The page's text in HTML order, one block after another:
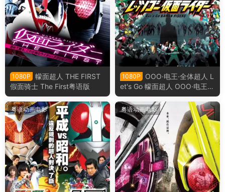
1080P
幪面超人 THE FIRST
假面骑士 The First粤语版
1080P
OOO·电王·全体超人 L
et's Go 幪面超人 OOO·电王·
全体骑士 Let's Go 假面骑士粤
语版
粤语动画电影 粤语动画电影